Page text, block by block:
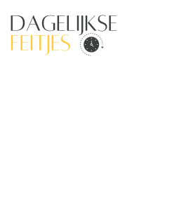
naar